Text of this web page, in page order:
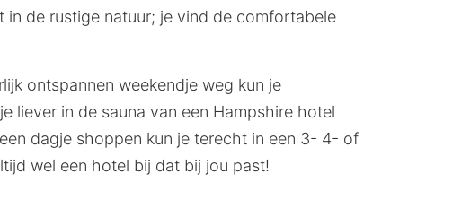
in de rustige natuur; je vind de comfortabele
ontspannen weekendje weg kun je
liever in de sauna van een Hampshire hotel
dagje shoppen kun je terecht in een 3- 4- of
wel een hotel bij dat bij jou past!